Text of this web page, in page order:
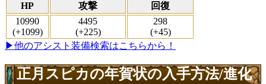
HP
攻撃
回復
10990
(+1099)
4495
(+225)
298
(+45)
▶他のアシスト装備検索はこちらから！
正月スピカの年賀状の入手方法/進化